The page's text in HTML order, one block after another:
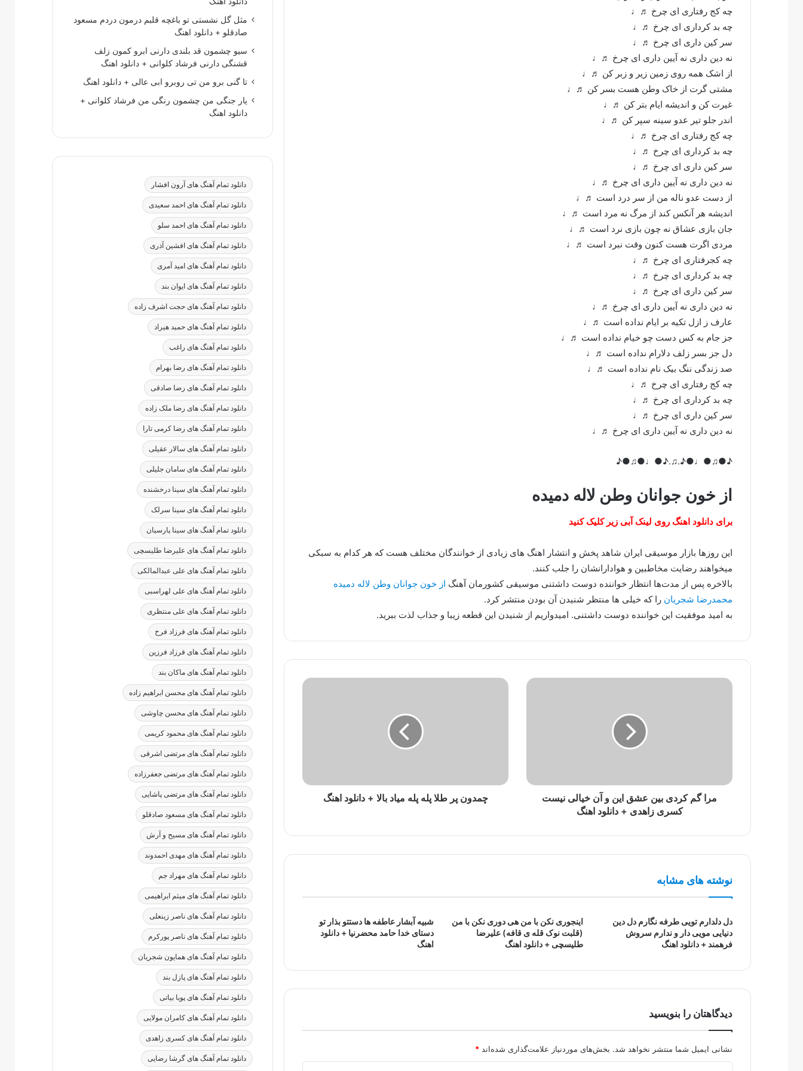
چه کج رفتاری ای چرخ ♬♩
چه بد کرداری ای چرخ ♬♩
سر کین داری ای چرخ ♬♩
نه دین داری نه آیین داری ای چرخ ♬♩
از اشک همه روی زمین زیر و زبر کن ♬♩
مشتی گرت از خاک وطن هست بسر کن ♬♩
غیرت کن و اندیشه ایام بتر کن ♬♩
اندر جلو تیر عدو سینه سپر کن ♬♩
چه کج رفتاری ای چرخ ♬♩
چه بد کرداری ای چرخ ♬♩
سر کین داری ای چرخ ♬♩
نه دین داری نه آیین داری ای چرخ ♬♩
از دست عدو ناله من از سر درد است ♬♩
اندیشه هر آنکس کند از مرگ نه مرد است ♬♩
جان بازی عشاق نه چون بازی نرد است ♬♩
مردی اگرت هست کنون وقت نبرد است ♬♩
چه کجرفتاری ای چرخ ♬♩
چه بد کرداری ای چرخ ♬♩
سر کین داری ای چرخ ♬♩
نه دین داری نه آیین داری ای چرخ ♬♩
عارف ز ازل تکیه بر ایام نداده است ♬♩
جز جام به کس دست چو خیام نداده است ♬♩
دل جز بسر زلف دلارام نداده است ♬♩
صد زندگی ننگ بیک نام نداده است ♬♩
چه کج رفتاری ای چرخ ♬♩
چه بد کرداری ای چرخ ♬♩
سر کین داری ای چرخ ♬♩
نه دین داری نه آیین داری ای چرخ ♬♩
♪●♫●♩●♪.♫.♪●♩●♫●♪
از خون جوانان وطن لاله دمیده
برای دانلود اهنگ روی لینک آبی زیر کلیک کنید
این روزها بازار موسیقی ایران شاهد پخش و انتشار اهنگ های زیادی از خوانندگان مختلف هست که هر کدام به سبکی
میخواهند رضایت مخاطبین و هوادارانشان را جلب کنند.
بالاخره پس از مدت‌ها انتظار خواننده دوست داشتنی موسیقی کشورمان آهنگ از خون جوانان وطن لاله دمیده
محمدرضا شجریان را که خیلی ها منتظر شنیدن آن بودن منتشر کرد.
به امید موفقیت این خواننده دوست داشتنی. امیدواریم از شنیدن این قطعه زیبا و جذاب لذت ببرید.
مرا گم کردی بین عشق این و آن خیالی نیست
کسری زاهدی + دانلود اهنگ
چمدون پر طلا پله پله میاد بالا + دانلود اهنگ
نوشته های مشابه
دل دلدارم تویی طرفه نگارم دل دین
دنیایی مویی دار و ندارم سروش
فرهمند + دانلود اهنگ
اینجوری نکن با من هی دوری نکن با من
(قلبت نوک قله ی قافه) علیرضا
طلیسچی + دانلود اهنگ
شبیه آبشار عاطفه ها دستتو بذار تو
دستای خدا حامد محضرنیا + دانلود
اهنگ
دیدگاهتان را بنویسید
نشانی ایمیل شما منتشر نخواهد شد. بخش‌های موردنیاز علامت‌گذاری شده‌اند *
مثل گل نشستی تو باغچه قلبم درمون دردم مسعود
صادقلو + دانلود اهنگ
سیو چشمون قد بلندی دارنی ابرو کمون زلف
قشنگی دارنی فرشاد کلوانی + دانلود اهنگ
تا گنی برو من تی روبرو ابی عالی + دانلود اهنگ
یار جنگی من چشمون رنگی من فرشاد کلوانی +
دانلود اهنگ
دانلود تمام آهنگ های آرون افشار
دانلود تمام آهنگ های احمد سعیدی
دانلود تمام آهنگ های احمد سلو
دانلود تمام آهنگ های افشین آذری
دانلود تمام آهنگ های امید آمری
دانلود تمام آهنگ های ایوان بند
دانلود تمام آهنگ های حجت اشرف زاده
دانلود تمام آهنگ های حمید هیراد
دانلود تمام آهنگ های راغب
دانلود تمام آهنگ های رضا بهرام
دانلود تمام آهنگ های رضا صادقی
دانلود تمام آهنگ های رضا ملک زاده
دانلود تمام آهنگ های رضا کرمی تارا
دانلود تمام آهنگ های سالار عقیلی
دانلود تمام آهنگ های سامان جلیلی
دانلود تمام آهنگ های سینا درخشنده
دانلود تمام آهنگ های سینا سرلک
دانلود تمام آهنگ های سینا پارسیان
دانلود تمام آهنگ های علیرضا طلیسچی
دانلود تمام آهنگ های علی عبدالمالکی
دانلود تمام آهنگ های علی لهراسبی
دانلود تمام آهنگ های علی منتظری
دانلود تمام آهنگ های فرزاد فرخ
دانلود تمام آهنگ های فرزاد فرزین
دانلود تمام آهنگ های ماکان بند
دانلود تمام آهنگ های محسن ابراهیم زاده
دانلود تمام آهنگ های محسن چاوشی
دانلود تمام آهنگ های محمود کریمی
دانلود تمام آهنگ های مرتضی اشرفی
دانلود تمام آهنگ های مرتضی جعفرزاده
دانلود تمام آهنگ های مرتضی پاشایی
دانلود تمام آهنگ های مسعود صادقلو
دانلود تمام آهنگ های مسیح و آرش
دانلود تمام آهنگ های مهدی احمدوند
دانلود تمام آهنگ های مهراد جم
دانلود تمام آهنگ های میثم ابراهیمی
دانلود تمام آهنگ های ناصر زینعلی
دانلود تمام آهنگ های ناصر پورکرم
دانلود تمام آهنگ های همایون شجریان
دانلود تمام آهنگ های پازل بند
دانلود تمام آهنگ های پویا بیاتی
دانلود تمام آهنگ های کامران مولایی
دانلود تمام آهنگ های کسری زاهدی
دانلود تمام آهنگ های گرشا رضایی